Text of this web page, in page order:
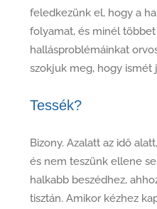
feledkezünk el, hogy a
folyamat, és minél
hallásproblémáinkat
szokjuk meg, hogy ismét
Tessék?
Bizony. Azalatt az idő
és nem teszünk ellene
halkabb beszédhez,
tisztán. Amikor kézhez